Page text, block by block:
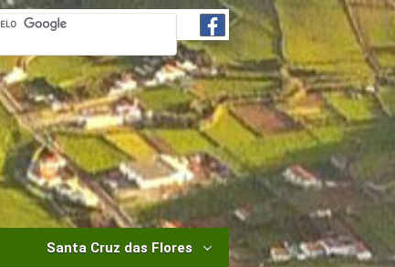
Santa Cruz das Flores